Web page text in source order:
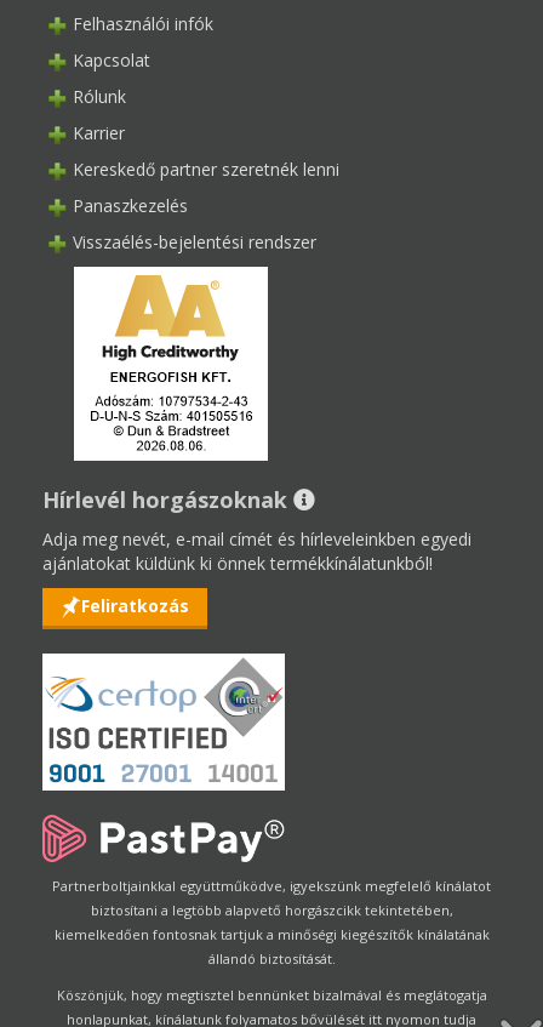
Felhasználói infók
Kapcsolat
Rólunk
Karrier
Kereskedő partner szeretnék lenni
Panaszkezelés
Visszaélés-bejelentési rendszer
Hírlevél horgászoknak
Adja meg nevét, e-mail címét és hírleveleinkben egyedi
ajánlatokat küldünk ki önnek termékkínálatunkból!
Feliratkozás
Partnerboltjainkkal együttműködve, igyekszünk megfelelő kínálatot
biztosítani a legtöbb alapvető horgászcikk tekintetében,
kiemelkedően fontosnak tartjuk a minőségi kiegészítők kínálatának
állandó biztosítását.
Köszönjük, hogy megtisztel bennünket bizalmával és meglátogatja
honlapunkat, kínálatunk folyamatos bővülését itt nyomon tudja